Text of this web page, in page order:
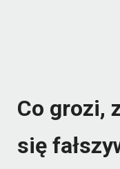
Co grozi,
się